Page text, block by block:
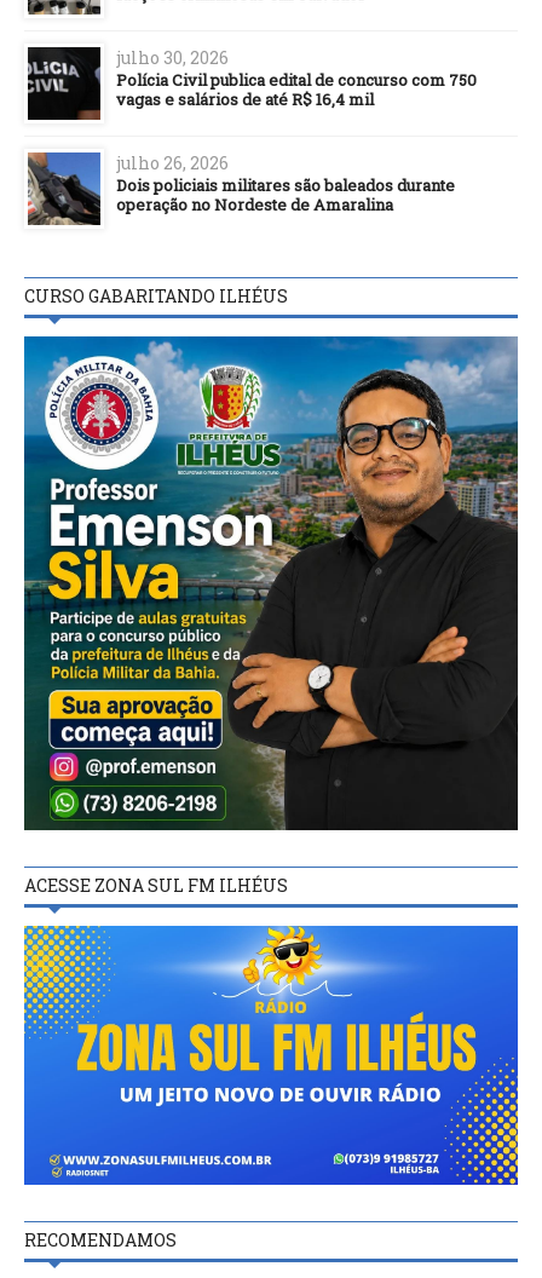
julho 30, 2026
Polícia Civil publica edital de concurso com 750
vagas e salários de até R$ 16,4 mil
julho 26, 2026
Dois policiais militares são baleados durante
operação no Nordeste de Amaralina
CURSO GABARITANDO ILHÉUS
ACESSE ZONA SUL FM ILHÉUS
RECOMENDAMOS